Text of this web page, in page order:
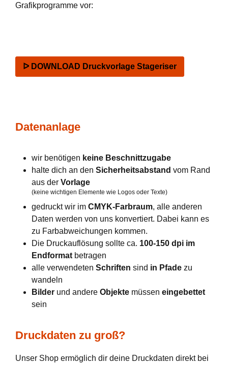
Grafikprogramme vor:
ᐅ DOWNLOAD Druckvorlage Stageriser
Datenanlage
wir benötigen keine Beschnittzugabe
halte dich an den Sicherheitsabstand vom Rand
aus der Vorlage
(keine wichtigen Elemente wie Logos oder Texte)
gedruckt wir im CMYK-Farbraum, alle anderen
Daten werden von uns konvertiert. Dabei kann es
zu Farbabweichungen kommen.
Die Druckauflösung sollte ca. 100-150 dpi im
Endformat betragen
alle verwendeten Schriften sind in Pfade zu
wandeln
Bilder und andere Objekte müssen eingebettet
sein
Druckdaten zu groß?
Unser Shop ermöglich dir deine Druckdaten direkt bei